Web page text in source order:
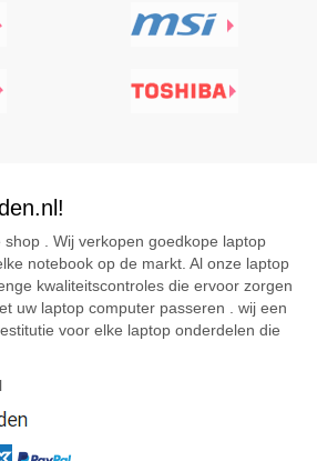
. Wij verkopen goedkope laptop
notebook op de markt. Al onze laptop
kwaliteitscontroles die ervoor zorgen
uw laptop computer passeren . wij een
voor elke laptop onderdelen die